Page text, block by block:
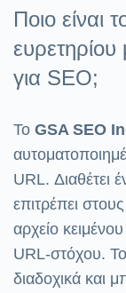
Ποιο είναι
για SEO;
Το GSA SEO
URL. Διαθέτει
επιτρέπει
αρχείο
URL-στόχου. Το
διαδοχικά και